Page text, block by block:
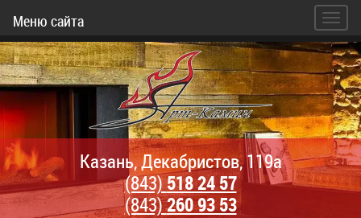
Меню сайта
Казань, Декабристов, 119а
(843)518 24 57
(843)260 93 53